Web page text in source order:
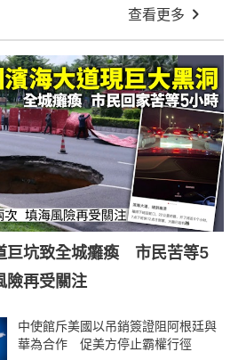
查看更多
巨坑致全城癱瘓 市民苦等5
再受關注
中使館斥美國以吊銷簽證阻阿根廷與
華為合作 促美方停止霸權行徑